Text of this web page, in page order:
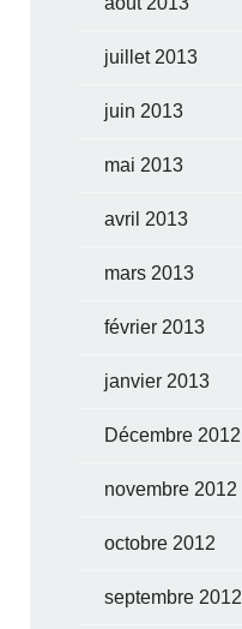
juillet 2013
juin 2013
mai 2013
avril 2013
mars 2013
février 2013
janvier 2013
Décembre 2012
novembre 2012
octobre 2012
septembre 2012